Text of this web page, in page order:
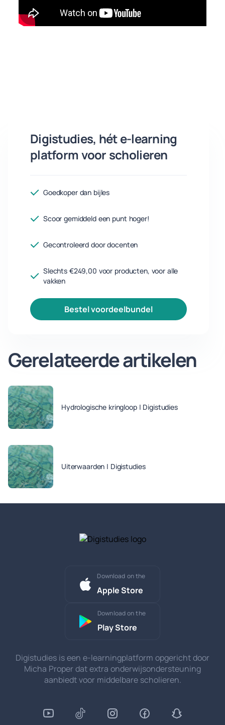
Digistudies, hét e-learning
platform voor scholieren
Goedkoper dan bijles
Scoor gemiddeld een punt hoger!
Gecontroleerd door docenten
Slechts €249,00 voor producten, voor alle
vakken
bestel voordeelbundel
Gerelateerde artikelen
Hydrologische kringloop | Digistudies
Uiterwaarden | Digistudies
Download on the
Apple Store
Download on the
Play Store
Digistudies is een e-learningplatform opgericht door
Micha Proper dat extra onderwijsondersteuning
aanbiedt voor middelbare scholieren.